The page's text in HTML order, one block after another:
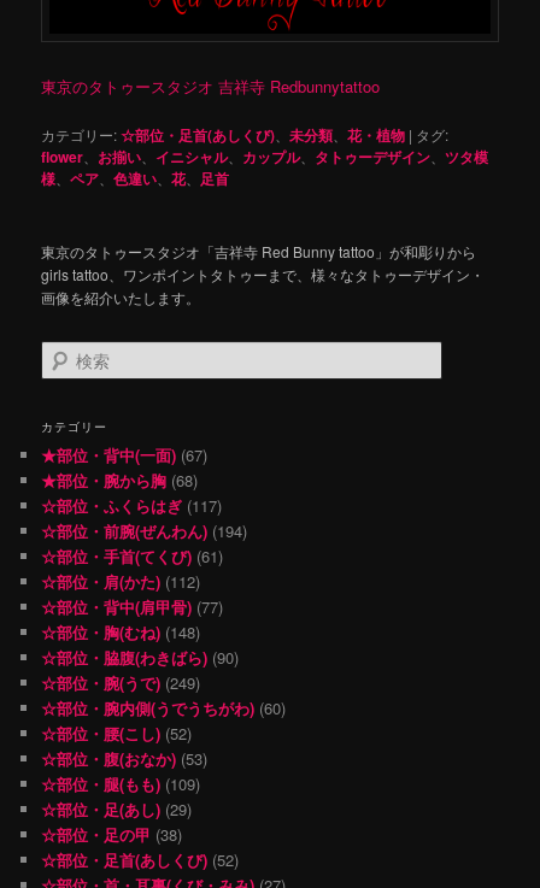
東京のタトゥースタジオ 吉祥寺 Redbunnytattoo
カテゴリー:☆部位・足首(あしくび) 、未分類 、花・植物 | タグ:
flower お揃い イニシャル、 カップル、 タトゥーデザイン 、ツタ模
様 、ペア 、色違い 、花、 足首
東京のタトゥースタジオ「吉祥寺 Red Bunny tattoo」が和彫りから
girls tattoo、ワンポイントタトゥーまで、様々なタトゥーデザイン・
画像を紹介いたします。
検
索
カテゴリー
★部位・背中(一面) (67)
★部位・腕から胸 (68)
☆部位・ふくらはぎ (117)
☆部位・前腕(ぜんわん) (194)
☆部位・手首(てくび) (61)
☆部位・肩(かた) (112)
☆部位・背中(肩甲骨) (77)
☆部位・胸(むね) (148)
☆部位・脇腹(わきばら) (90)
☆部位・腕(うで) (249)
☆部位・腕内側(うでうちがわ) (60)
☆部位・腰(こし) (52)
☆部位・腹(おなか) (53)
☆部位・腿(もも) (109)
☆部位・足(あし) (29)
☆部位・足の甲 (38)
☆部位・足首(あしくび) (52)